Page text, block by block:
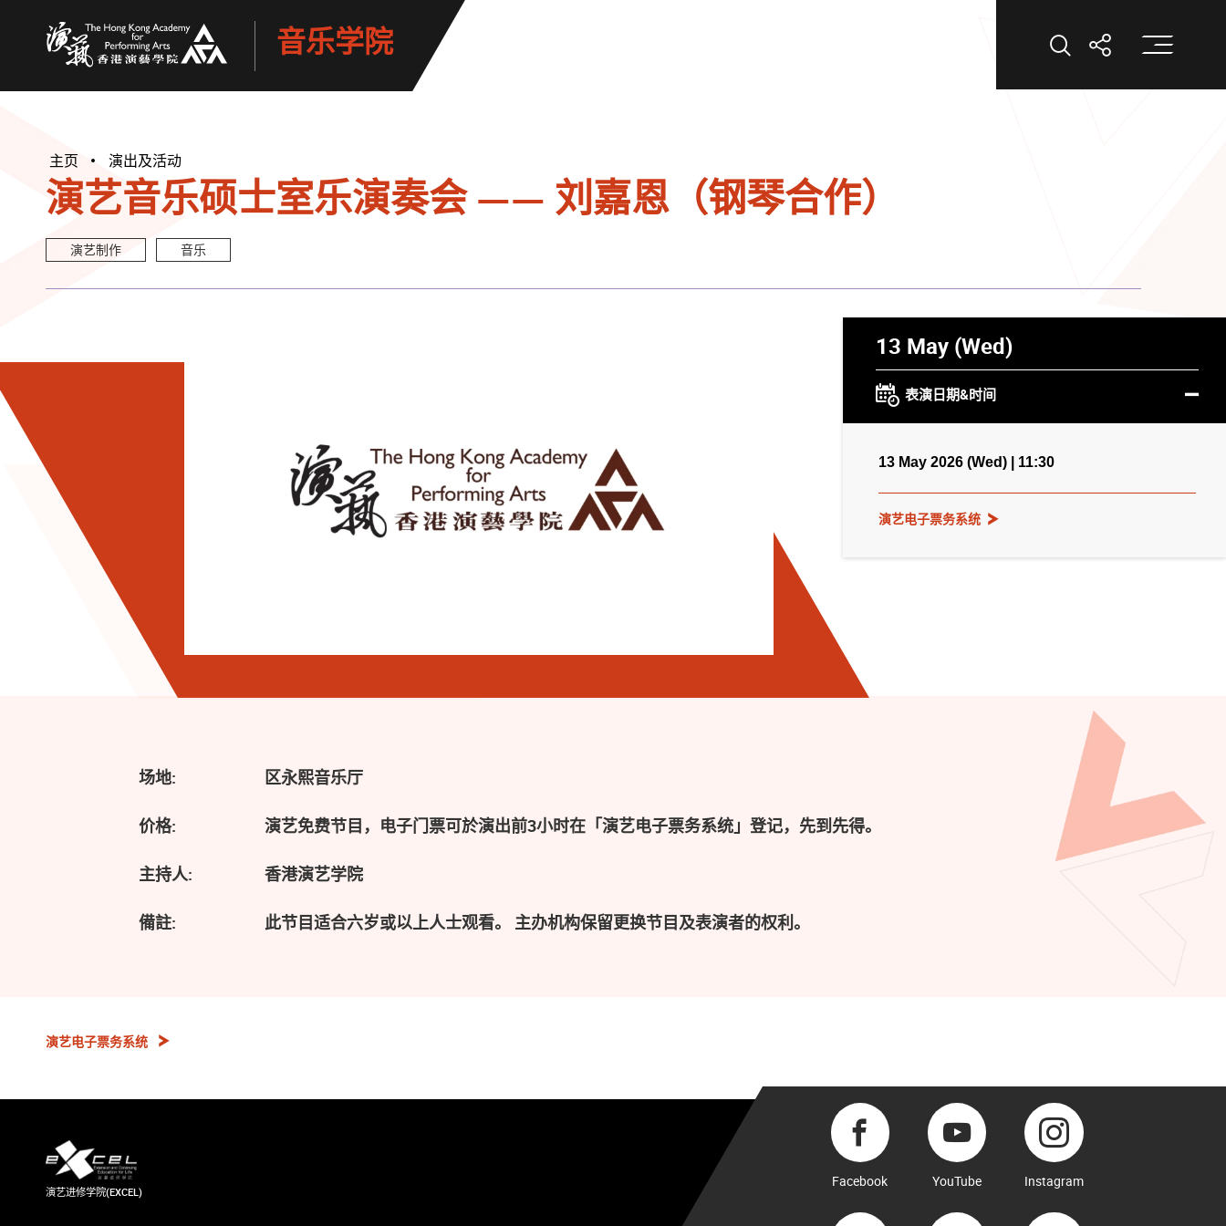
音乐学院 打开搜索打开分享打
主页 演出及活动
演艺音乐硕士室乐演奏会 —— 刘嘉恩（钢琴合作）
演艺制作 音乐
13 May (Wed)
表演日期&时间
13 May 2026 (Wed) | 11:30
演艺电子票务系统
场地: 区永熙音乐厅
价格: 演艺免费节目，电子门票可於演出前3小时在「演艺电子票务系统」登记，先到先得。
主持人: 香港演艺学院
備註: 此节目适合六岁或以上人士观看。 主办机构保留更换节目及表演者的权利。
演艺电子票务系统
演艺进修学院(EXCEL)
Facebook YouTube Instagram